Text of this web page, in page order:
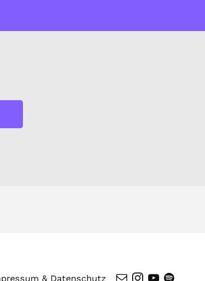
& Datenschutz